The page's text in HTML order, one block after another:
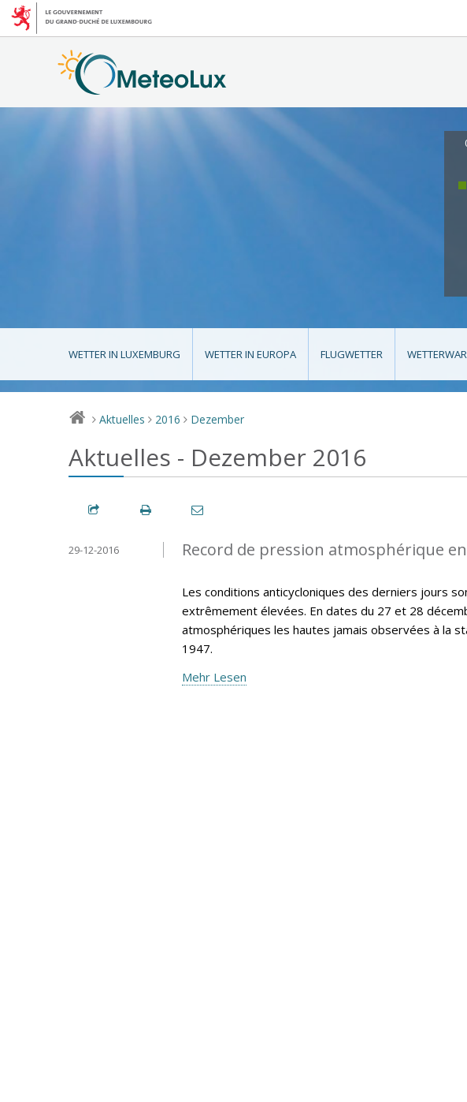
WETTER IN LUXEMBURG WETTER IN EUROPA FLUGWETTER
> Aktuelles > 2016 > Dezember
Aktuelles - Dezember 2016
Record de pression atmosphérique
29-12-2016
Les conditions anticycloniques des derniers jours
extrêmement élevées. En dates du 27 et 28
atmosphériques les hautes jamais observées à la
1947.
Mehr Lesen